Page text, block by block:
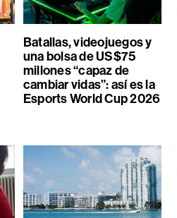
Batallas, videojuegos y
una bolsa de US$75
millones “capaz de
cambiar vidas”: así es la
Esports World Cup 2026